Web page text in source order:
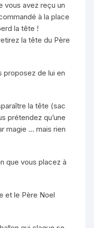
vous avez reçu un
à la place
la tête !
la tête du Père
proposez de lui en
la tête (sac
prétendez qu’une
magie … mais rien
que vous placez à
et le Père Noel